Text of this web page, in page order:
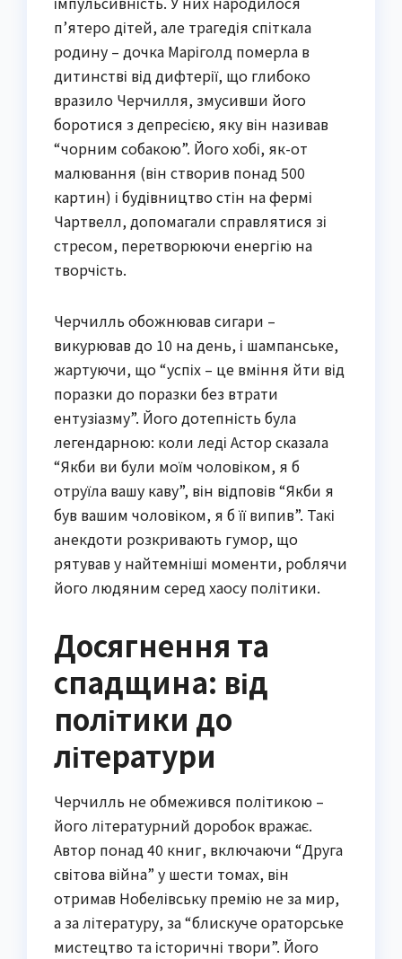
п’ятеро дітей, але трагедія спіткала
родину – дочка Маріголд померла в
дитинстві від дифтерії, що глибоко
вразило Черчилля, змусивши його
боротися з депресією, яку він називав
“чорним собакою”. Його хобі, як-от
малювання (він створив понад 500
картин) і будівництво стін на фермі
Чартвелл, допомагали справлятися зі
стресом, перетворюючи енергію на
творчість.
Черчилль обожнював сигари –
викурював до 10 на день, і шампанське,
жартуючи, що “успіх – це вміння йти від
поразки до поразки без втрати
ентузіазму”. Його дотепність була
легендарною: коли леді Астор сказала
“Якби ви були моїм чоловіком, я б
отруїла вашу каву”, він відповів “Якби я
був вашим чоловіком, я б її випив”. Такі
анекдоти розкривають гумор, що
рятував у найтемніші моменти, роблячи
його людяним серед хаосу політики.
Досягнення та
спадщина: від
політики до
літератури
Черчилль не обмежився політикою –
його літературний доробок вражає.
Автор понад 40 книг, включаючи “Друга
світова війна” у шести томах, він
отримав Нобелівську премію не за мир,
а за літературу, за “блискуче ораторське
мистецтво та історичні твори”. Його